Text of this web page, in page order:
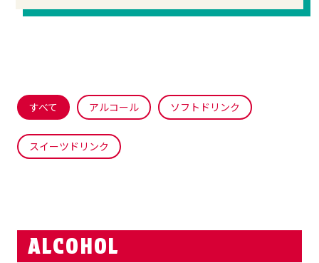
すべて アルコール ソフトドリンク
スイーツドリンク
ALCOHOL